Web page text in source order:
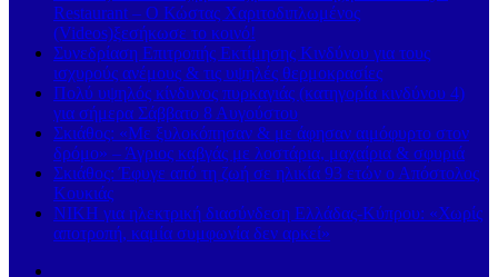
Restaurant – Ο Κώστας Χαριτοδιπλωμένος
(Videos)ξεσήκωσε το κοινό!
Συνεδρίαση Επιτροπής Εκτίμησης Κινδύνου για τους
ισχυρούς ανέμους & τις υψηλές θερμοκρασίες
Πολύ υψηλός κίνδυνος πυρκαγιάς (κατηγορία κινδύνου 4)
για σήμερα Σάββατο 8 Αυγούστου
Σκιάθος: «Με ξυλοκόπησαν & με άφησαν αιμόφυρτο στον
δρόμο» – Άγριος καβγάς με λοστάρια, μαχαίρια & σφυριά
Σκιάθος: Έφυγε από τη ζωή σε ηλικία 93 ετών ο Απόστολος
Κουκιάς
ΝΙΚΗ για ηλεκτρική διασύνδεση Ελλάδας-Κύπρου: «Χωρίς
αποτροπή, καμία συμφωνία δεν αρκεί»